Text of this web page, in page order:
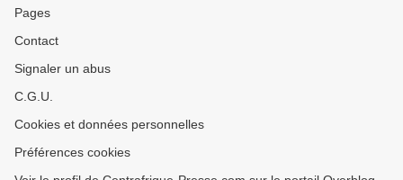
Pages
Contact
Signaler un abus
C.G.U.
Cookies et données personnelles
Préférences cookies